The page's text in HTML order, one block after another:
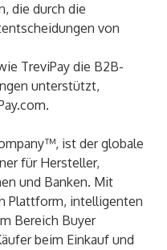
die durch die
von
TreviPay die B2B-
unterstützt,
.
ist der globale
für Hersteller,
und Banken. Mit
Plattform, intelligenten
Bereich Buyer
beim Einkauf und